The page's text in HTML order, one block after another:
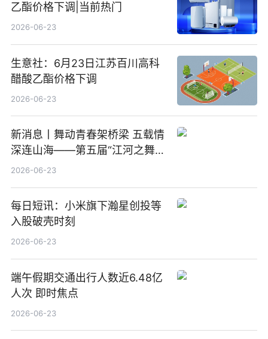
乙酯价格下调|当前热门
2026-06-23
生意社：6月23日江苏百川高科
醋酸乙酯价格下调
2026-06-23
新消息丨舞动青春架桥梁 五载情
深连山海——第五届“江河之舞”
中美青少年文化交流展演在镇江
2026-06-23
每日短讯：小米旗下瀚星创投等
入股破壳时刻
2026-06-23
端午假期交通出行人数近6.48亿
人次 即时焦点
2026-06-23